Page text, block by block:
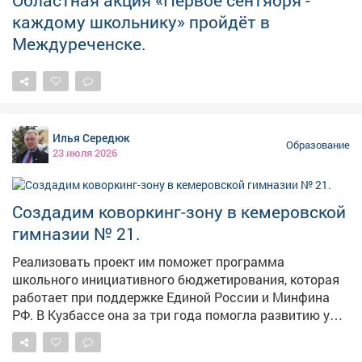
числе филиала Мариинского театра, который уже
скоро откроет свои двери на площадке
президентского объекта - Музейно-театрального
комплекса в Кемерово. Мы обязательно продолжим
развивать сотрудничество со школой Табакова и
Будем создавать новые возможности развития для
нашей молодежи.
каждому школьнику» пройдёт в
Междуреченске.
Илья Середюк
23 июля 2026
Образование
Создадим коворкинг-зону в кемеровской
гимназии № 21.
Реализовать проект им поможет программа
школьного инициативного бюджетирования, которая
работает при поддержке Единой России и Минфина
РФ. В Кузбассе она за три года помогла развитию уже
70 школ - созданы новые зоны отдыха, музыкальные
и медиастудии, музеи боевой славы и истории.